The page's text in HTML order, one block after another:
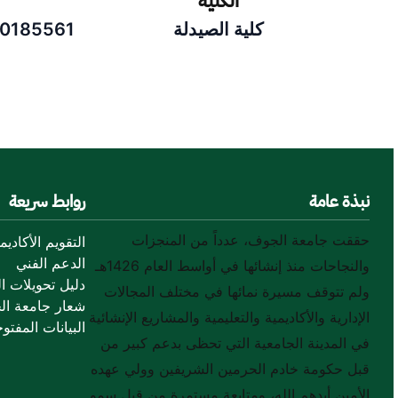
كلية الصيدلة
نبذة عامة
حققت جامعة الجوف، عدداً من المنجزات
والنجاحات منذ إنشائها في أواسط العام 1426هـ
ولم تتوقف مسيرة نمائها في مختلف المجالات
الإدارية والأكاديمية والتعليمية والمشاريع الإنشائية
في المدينة الجامعية التي تحظى بدعم كبير من
قبل حكومة خادم الحرمين الشريفين وولي عهده
الأمين أيدهم الله، ومتابعة مستمرة من قبل سمو
روابط سريعة
التقويم
الدعم الفني
دليل تحويلات
شعار جامعة
البيانات